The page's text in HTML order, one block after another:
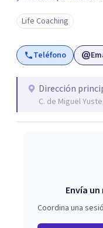
aprendizaje transformador. Con grupos
seguimiento
para la práctica y la
Más que una escuela,
herramientas para
Life Coaching
Teléfono
Dirección
C. de Miguel
Envía
Coordina una